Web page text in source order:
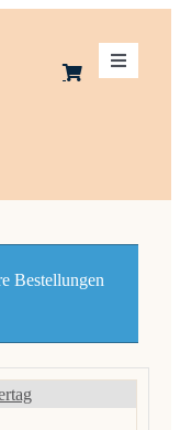
Toggle
Kekse
Bestellungen